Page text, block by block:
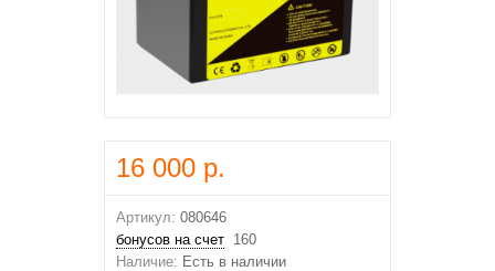
16 000 р.
Артикул: 080646
бонусов на счет 160
Наличие: Есть в наличии